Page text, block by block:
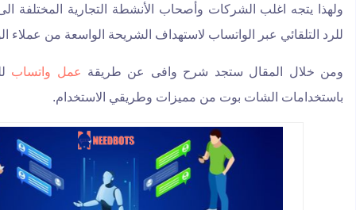
ولهذا يتجه اغلب الشركات وأصحاب الأنشطة التجارية
للرد التلقائي عبر الواتساب لاستهداف الشريحة الواسعة من عملاء
ومن خلال المقال ستجد شرح وافى عن طريقة عمل واتساب
باستخدامات الشات بوت من مميزات وطريقي الاستخدام.